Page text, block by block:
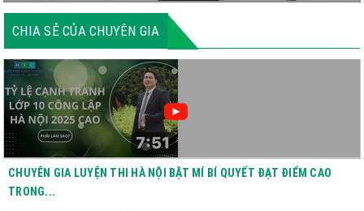
CHIA SẺ CỦA CHUYÊN GIA
CHUYÊN GIA LUYỆN THI HÀ NỘI BẬT MÍ BÍ QUYẾT ĐẠT ĐIỂM CAO
TRONG...